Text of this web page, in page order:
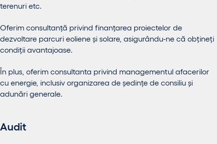
terenuri etc.
Oferim consultanță privind finanțarea proiectelor de
dezvoltare parcuri eoliene și solare, asigurându-ne că obțineți
condiții avantajoase.
În plus, oferim consultanta privind managementul afacerilor
cu energie, inclusiv organizarea de ședințe de consiliu și
adunări generale.
Audit